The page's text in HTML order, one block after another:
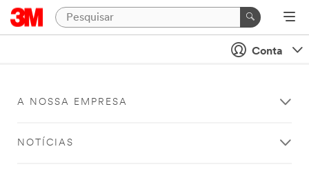
Conta
A NOSSA EMPRESA
NOTÍCIAS